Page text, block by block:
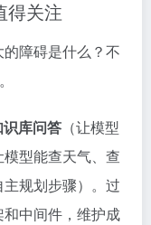
得关注
障碍是什么？不
识库问答 （让模型
模型能查天气、查
规划步骤）。过
中间件，维护成